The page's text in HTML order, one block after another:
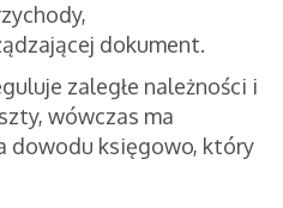
dokument.
zaległe należności i
wówczas ma
dowodu księgowo, który